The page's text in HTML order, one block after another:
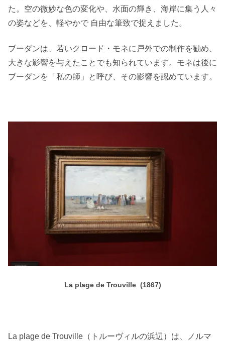
た。空の微妙な色の変化や、水面の輝き、海岸に集う人々
の姿などを、軽やかで 自由な筆致で捉えました。
ブーダンは、若いクロード・モネに戸外での制作を勧め、
大きな影響を与えたことでも知られています。モネは後に
ブーダンを「私の師」と呼び、その影響を認めています。
La plage de Trouville (1867)
La plage de Trouville（トルーヴィルの浜辺）は、ノルマ